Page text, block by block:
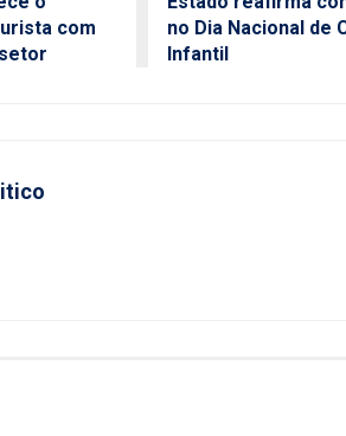
com
no Dia Nacional de
Infantil